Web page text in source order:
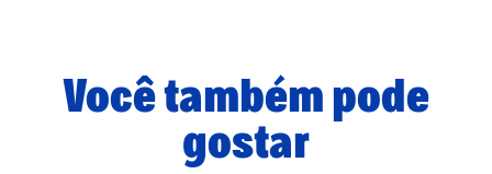
Você também pode
gostar